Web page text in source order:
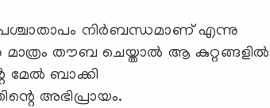
പശ്ചാതാപം നിര്‍ബന്ധമാണ് എന്നു
തൗബ ചെയ്താല്‍ ആ കുറ്റങ്ങളില്‍
മേല്‍ ബാക്കി
അഭിപ്രായം.